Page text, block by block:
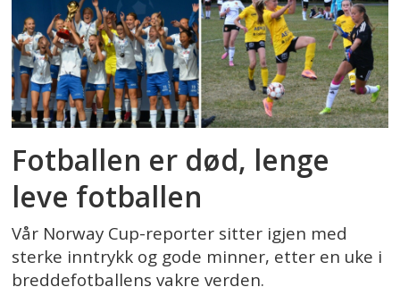
Fotballen er død, lenge
leve fotballen
Vår Norway Cup-reporter sitter igjen med
sterke inntrykk og gode minner, etter en uke i
breddefotballens vakre verden.